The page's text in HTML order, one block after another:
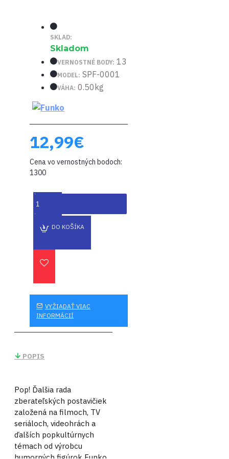
SKLAD:
Skladom
VERNOSTNÉ BODY: 13
MODEL: SPF-0001
VÁHA: 0.50kg
12,99€
Cena vo vernostných bodoch:
1300
DO KOŠÍKA
VYŽIADAŤ VIAC
INFORMÁCIÍ
POPIS
Pop! Ďalšia rada
zberateľských postavičiek
založená na filmoch, TV
seriáloch, videohrách a
ďalších popkultúrnych
témach od výrobcu